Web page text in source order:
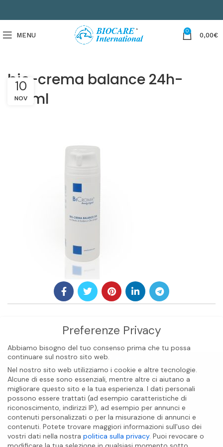
MENU
0
0,00€
bio-crema balance 24h-
150ml
10
NOV
BIOCARE INTERNATIONAL S.A.S
Preferenze Privacy
Abbiamo bisogno del tuo consenso prima che tu possa
continuare sul nostro sito web.
Nel nostro sito web utilizziamo i cookie e altre tecnologie.
Alcune di esse sono essenziali, mentre altre ci aiutano a
migliorare questo sito e la tua esperienza. I dati personali
possono essere trattati (ad esempio caratteristiche di
riconoscimento, indirizzi IP), ad esempio per annunci e
contenuti personalizzati o per la misurazione di annunci e
contenuti. Potete trovare maggiori informazioni sull'uso dei
vostri dati nella nostra politica sulla privacy. Puoi revocare o